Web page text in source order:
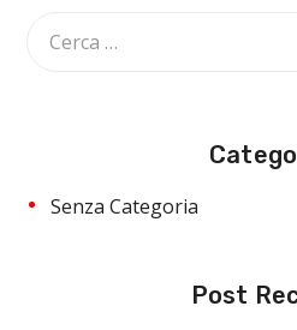
Senza Categoria
Post